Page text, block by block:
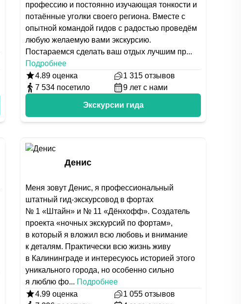
профессию и постоянно изучающая тонкости и
потаённые уголки своего региона. Вместе с
опытной командой гидов с радостью проведём
любую желаемую вами экскурсию.
Постараемся сделать ваш отдых лучшим пр...
Подробнее
4.89 оценка 1 315 отзывов
7 534 посетило 9 лет с нами
Экскурсии гида
Денис
Меня зовут Денис, я профессиональный
штатный гид-экскурсовод в фортах
№ 1 «Штайн» и № 11 «Дёнхофф». Создатель
проекта «ночных экскурсий по фортам»,
в который я вложил всю любовь и внимание
к деталям. Практически всю жизнь живу
в Калининграде и интересуюсь историей этого
уникального города, но особенно сильно
я люблю фо... Подробнее
4.99 оценка 1 055 отзывов